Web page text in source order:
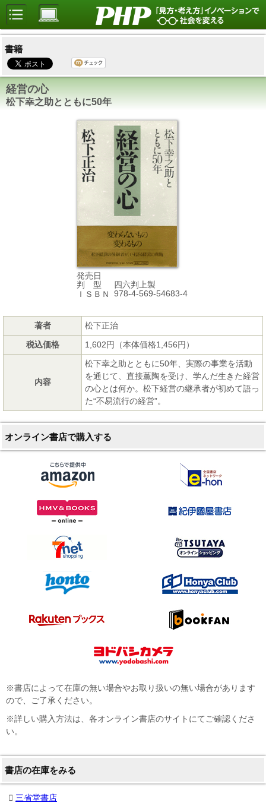
書籍
経営の心
松下幸之助とともに50年
発売日
判 型
四六判上製
ＩＳＢＮ
978-4-569-54683-4
著者
松下正治
税込価格
1,602円（本体価格1,456円）
内容
松下幸之助とともに50年、実際の事業を活動
を通じて、直接薫陶を受け、学んだ生きた経営
の心とは何か。松下経営の継承者が初めて語っ
た“不易流行の経営”。
オンライン書店で購入する
※書店によって在庫の無い場合やお取り扱いの無い場合があります
ので、ご了承ください。
※詳しい購入方法は、各オンライン書店のサイトにてご確認くださ
い。
書店の在庫をみる
三省堂書店